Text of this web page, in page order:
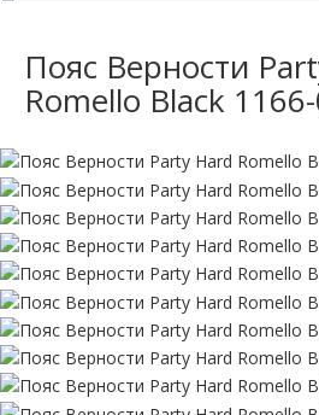
Пояс Верности
Romello Black